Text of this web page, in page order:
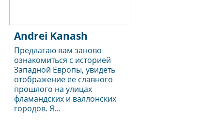
Andrei Kanash
Предлагаю вам заново
ознакомиться с историей
Западной Европы, увидеть
отображение ее славного
прошлого на улицах
фламандских и валлонских
городов. Я...